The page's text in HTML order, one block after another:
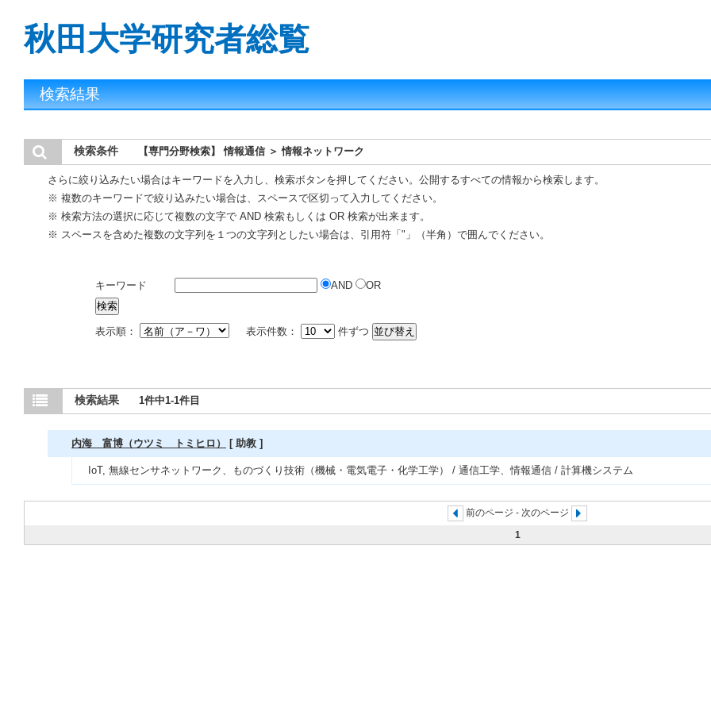
秋田大学研究者総覧
検索結果
検索条件 【専門分野検索】 情報通信 ＞ 情報ネットワーク
さらに絞り込みたい場合はキーワードを入力し、検索ボタンを押してください。公開するすべての情報から検索します。
※ 複数のキーワードで絞り込みたい場合は、スペースで区切って入力してください。
※ 検索方法の選択に応じて複数の文字で AND 検索もしくは OR 検索が出来ます。
※ スペースを含めた複数の文字列を１つの文字列としたい場合は、引用符「"」（半角）で囲んでください。
キーワード AND OR
表示順： 表示件数： 件ずつ
検索結果 1件中1-1件目
内海 富博（ウツミ トミヒロ） [ 助教 ]
IoT, 無線センサネットワーク、ものづくり技術（機械・電気電子・化学工学） / 通信工学、情報通信 / 計算機システム
前のページ - 次のページ
1